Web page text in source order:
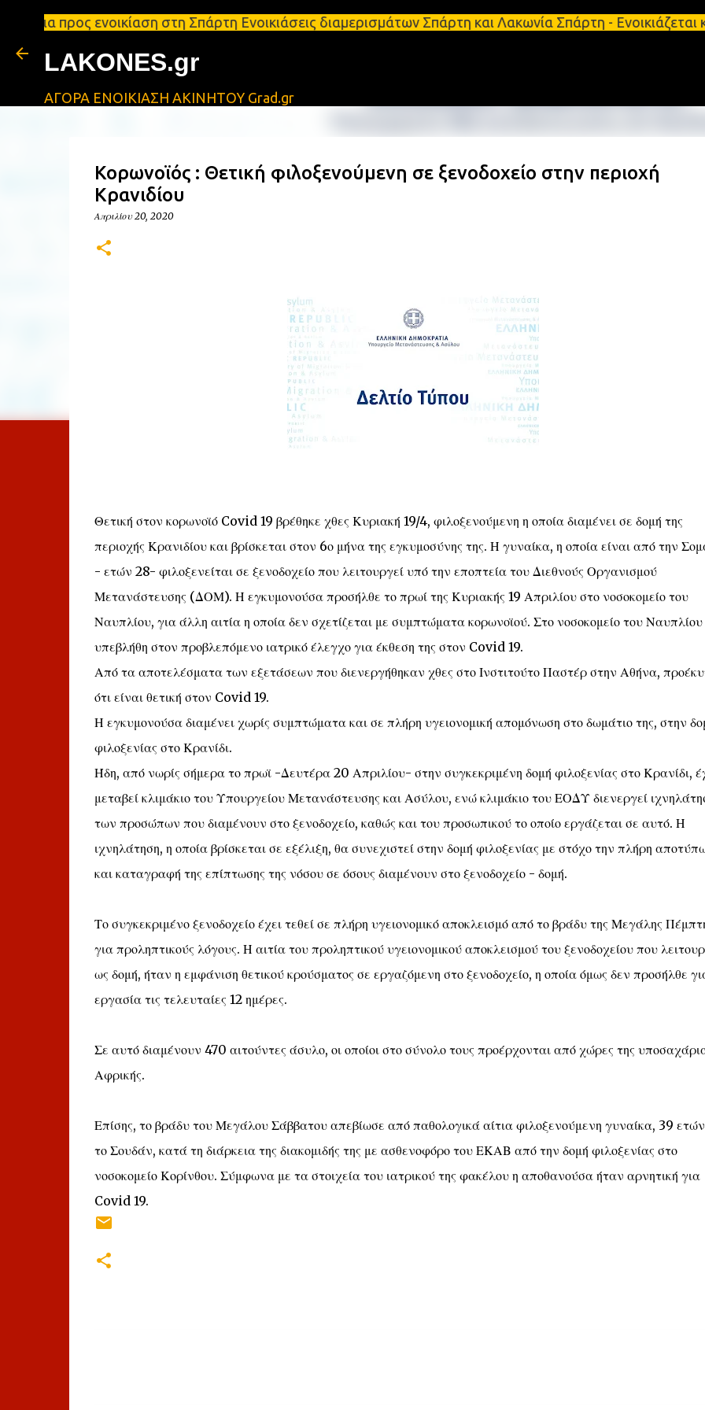
Μετάβαση στο κύριο περιεχόμενο
ενοικίαση στη Σπάρτη Ενοικιάσεις διαμερισμάτων Σπάρτη και Λακωνία Σπάρτη - Ενοικιάζεται
LAKONES.gr
ΑΓΟΡΑ ΕΝΟΙΚΙΑΣΗ ΑΚΙΝΗΤΟΥ Grad.gr
Κορωνοϊός : Θετική φιλοξενούμενη σε ξενοδοχείο στην περιοχή
Κρανιδίου
Απριλίου 20, 2020
Θετική στον κορωνοϊό Covid 19 βρέθηκε χθες Κυριακή 19/4, φιλοξενούμενη η οποία διαμένει σε δομή της
περιοχής Κρανιδίου και βρίσκεται στον 6ο μήνα της εγκυμοσύνης της. Η γυναίκα, η οποία είναι από την
- ετών 28- φιλοξενείται σε ξενοδοχείο που λειτουργεί υπό την εποπτεία του Διεθνούς Οργανισμού
Μετανάστευσης (ΔΟΜ). Η εγκυμονούσα προσήλθε το πρωί της Κυριακής 19 Απριλίου στο νοσοκομείο του
Ναυπλίου, για άλλη αιτία η οποία δεν σχετίζεται με συμπτώματα κορωνοϊού. Στο νοσοκομείο του Ναυπλίου
υπεβλήθη στον προβλεπόμενο ιατρικό έλεγχο για έκθεση της στον Covid 19.
Από τα αποτελέσματα των εξετάσεων που διενεργήθηκαν χθες στο Ινστιτούτο Παστέρ στην Αθήνα,
ότι είναι θετική στον Covid 19.
Η εγκυμονούσα διαμένει χωρίς συμπτώματα και σε πλήρη υγειονομική απομόνωση στο δωμάτιο της, στην
φιλοξενίας στο Κρανίδι.
Ήδη, από νωρίς σήμερα το πρωϊ -Δευτέρα 20 Απριλίου- στην συγκεκριμένη δομή φιλοξενίας στο Κρανίδι,
μεταβεί κλιμάκιο του Υπουργείου Μετανάστευσης και Ασύλου, ενώ κλιμάκιο του ΕΟΔΥ διενεργεί
των προσώπων που διαμένουν στο ξενοδοχείο, καθώς και του προσωπικού το οποίο εργάζεται σε αυτό. Η
ιχνηλάτηση, η οποία βρίσκεται σε εξέλιξη, θα συνεχιστεί στην δομή φιλοξενίας με στόχο την πλήρη
και καταγραφή της επίπτωσης της νόσου σε όσους διαμένουν στο ξενοδοχείο - δομή.
Το συγκεκριμένο ξενοδοχείο έχει τεθεί σε πλήρη υγειονομικό αποκλεισμό από το βράδυ της Μεγάλης
για προληπτικούς λόγους. Η αιτία του προληπτικού υγειονομικού αποκλεισμού του ξενοδοχείου που
ως δομή, ήταν η εμφάνιση θετικού κρούσματος σε εργαζόμενη στο ξενοδοχείο, η οποία όμως δεν προσήλθε
εργασία τις τελευταίες 12 ημέρες.
Σε αυτό διαμένουν 470 αιτούντες άσυλο, οι οποίοι στο σύνολο τους προέρχονται από χώρες της
Αφρικής.
Επίσης, το βράδυ του Μεγάλου Σάββατου απεβίωσε από παθολογικά αίτια φιλοξενούμενη γυναίκα, 39
το Σουδάν, κατά τη διάρκεια της διακομιδής της με ασθενοφόρο του ΕΚΑΒ από την δομή φιλοξενίας στο
νοσοκομείο Κορίνθου. Σύμφωνα με τα στοιχεία του ιατρικού της φακέλου η αποθανούσα ήταν αρνητική για
Covid 19.